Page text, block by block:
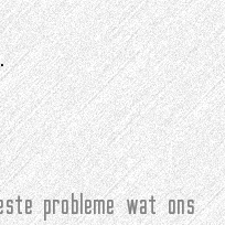
probleme wat ons